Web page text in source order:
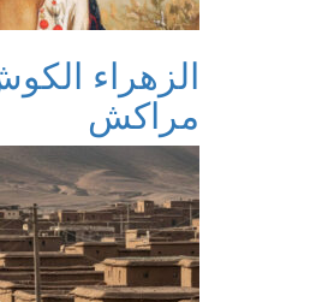
الزهراء
مراكش